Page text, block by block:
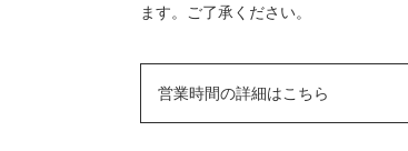
ます。ご了承ください。
営業時間の詳細はこちら